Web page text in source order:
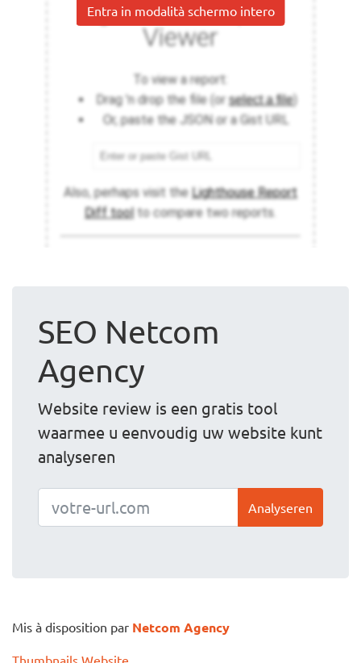
Entra in modalità schermo intero
SEO Netcom
Agency
Website review is een gratis tool
waarmee u eenvoudig uw website kunt
analyseren
Analyseren
Mis à disposition par Netcom Agency
Thumbnails Website